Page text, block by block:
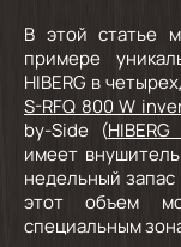
В этой статье
примере
HIBERG в
S-RFQ 800 W
by-Side (
имеет
недельный
этот объем
специальным